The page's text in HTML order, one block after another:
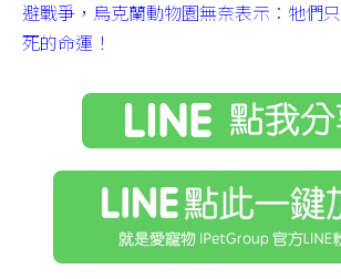
避戰爭，烏克蘭動物園無奈表示：牠們
死的命運！